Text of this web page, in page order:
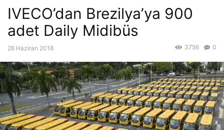
IVECO’dan Brezilya’ya 900
adet Daily Midibüs
26 Haziran 2018 0
3756